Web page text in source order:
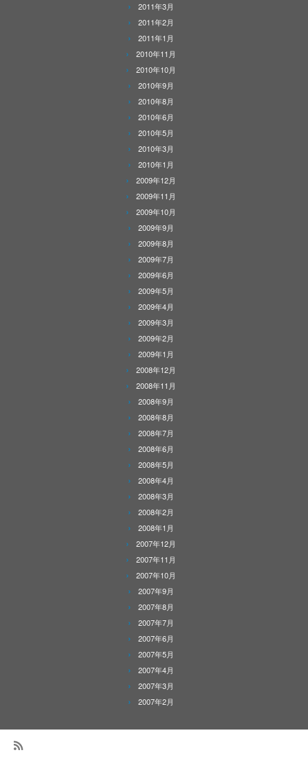
2011年3月
2011年2月
2011年1月
2010年11月
2010年10月
2010年9月
2010年8月
2010年6月
2010年5月
2010年3月
2010年1月
2009年12月
2009年11月
2009年10月
2009年9月
2009年8月
2009年7月
2009年6月
2009年5月
2009年4月
2009年3月
2009年2月
2009年1月
2008年12月
2008年11月
2008年9月
2008年8月
2008年7月
2008年6月
2008年5月
2008年4月
2008年3月
2008年2月
2008年1月
2007年12月
2007年11月
2007年10月
2007年9月
2007年8月
2007年7月
2007年6月
2007年5月
2007年4月
2007年3月
2007年2月